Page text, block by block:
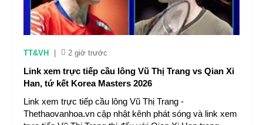
TT&VH 2 giờ trước
Link xem trực tiếp cầu lông Vũ Thị Trang vs Qian Xi
Han, tứ kết Korea Masters 2026
Link xem trực tiếp cầu lông Vũ Thị Trang -
Thethaovanhoa.vn cập nhật kênh phát sóng và link xem